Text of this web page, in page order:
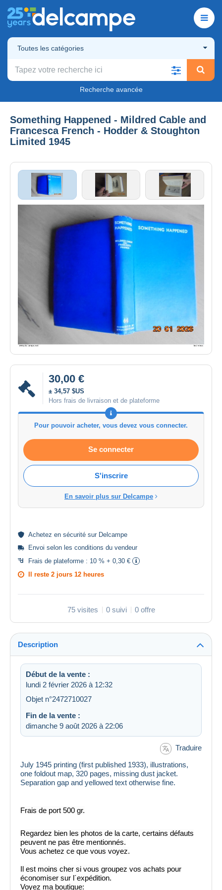
Toutes les catégories
Recherche avancée
Something Happened - Mildred Cable and
Francesca French - Hodder & Stoughton
Limited 1945
30,00 €
± 34,57 $US
Hors frais de livraison et de plateforme
Pour pouvoir acheter, vous devez vous connecter.
Se connecter
S'inscrire
En savoir plus sur Delcampe
Achetez en sécurité sur Delcampe
Envoi selon les conditions du vendeur
Frais de plateforme : 10 % + 0,30 €
Il reste 2 jours 12 heures
75 visites 0 suivi 0 offre
Description
Début de la vente :
lundi 2 février 2026 à 12:32
Objet n°2472710027
Fin de la vente :
dimanche 9 août 2026 à 22:06
Traduire
July 1945 printing (first published 1933), illustrations,
one foldout map, 320 pages, missing dust jacket.
Separation gap and yellowed text otherwise fine.
Frais de port 500 gr.
Regardez bien les photos de la carte, certains défauts
peuvent ne pas être mentionnés.
Vous achetez ce que vous voyez.
Il est moins cher si vous groupez vos achats pour
économiser sur l´expédition.
Voyez ma boutique: